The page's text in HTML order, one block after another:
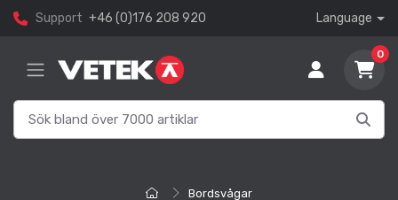
Support +46 (0)176 208 920 Language
0
Bordsvågar